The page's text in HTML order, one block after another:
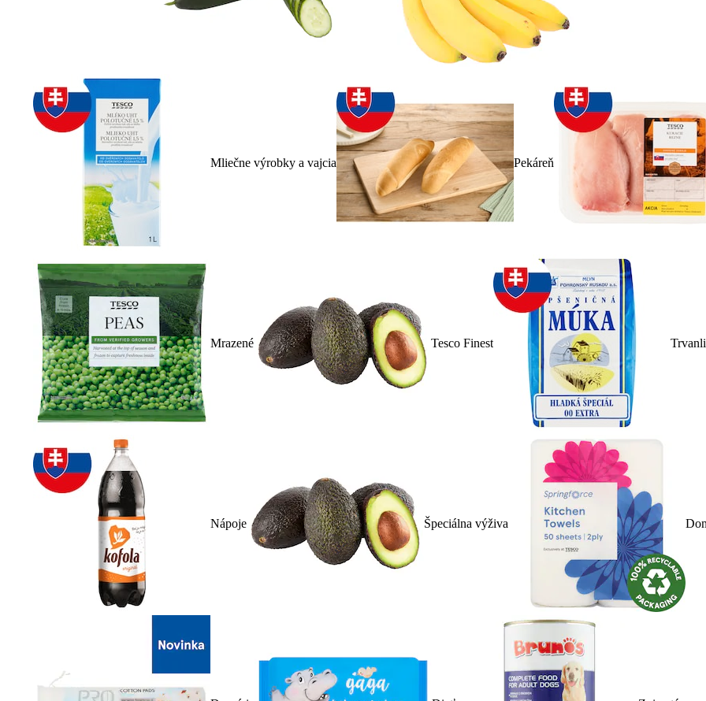
Mliečne výrobky a vajcia Pekáreň
Mrazené Tesco Finest
Nápoje Špeciálna výživa